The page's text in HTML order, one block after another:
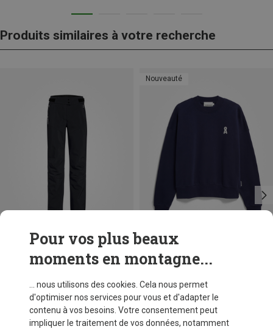
Produits similaires à votre recherche
Tailles
Pantalon Elope Softshell femme
155,14 €
Nouveauté
Armedangels
Pull Alizaa Iconic femme
73,80 €
XS S M
Pour vos plus beaux
moments en montagne...
... nous utilisons des cookies. Cela nous permet
d'optimiser nos services pour vous et d'adapter le
contenu à vos besoins. Votre consentement peut
impliquer le traitement de vos données, notamment